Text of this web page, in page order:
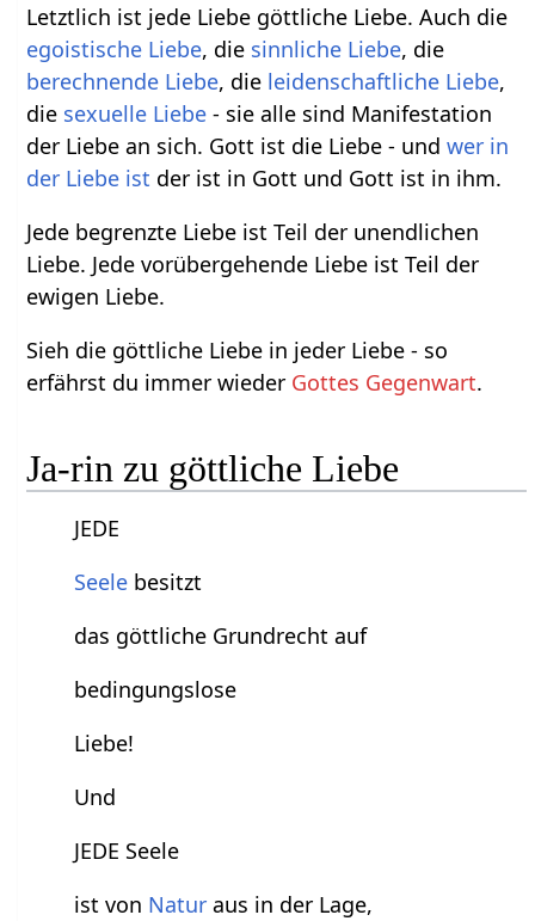
Letztlich ist jede Liebe göttliche Liebe. Auch die
egoistische Liebe, die sinnliche Liebe, die
berechnende Liebe, die leidenschaftliche Liebe,
die sexuelle Liebe - sie alle sind Manifestation
der Liebe an sich. Gott ist die Liebe - undwer in
der Liebe ist der ist in Gott und Gott ist in ihm.
Jede begrenzte Liebe ist Teil der unendlichen
Liebe. Jede vorübergehende Liebe ist Teil der
ewigen Liebe.
Sieh die göttliche Liebe in jeder Liebe - so
erfährst du immer wieder Gottes Gegenwart.
Ja-rin zu göttliche Liebe
JEDE
Seele besitzt
das göttliche Grundrecht auf
bedingungslose
Liebe!
Und
JEDE Seele
ist von Natur aus in der Lage,